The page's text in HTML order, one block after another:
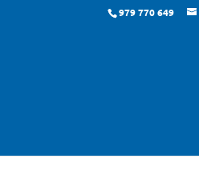
979 770 649